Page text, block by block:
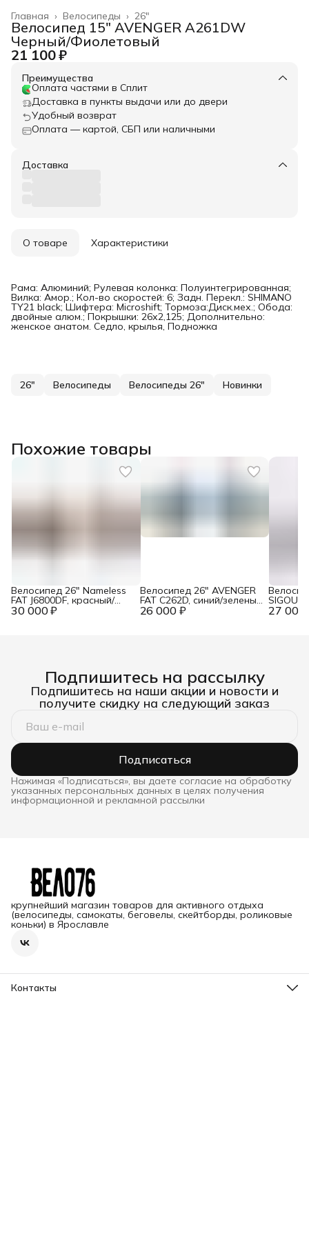
26"
Велосипеды ›
Главная ›
Велосипед 15" AVENGER A261DW
Черный/Фиолетовый
21 100 ₽
Преимущества
Оплата частями в Сплит
Доставка в пункты выдачи или до двери
Удобный возврат
Оплата — картой, СБП или наличными
Доставка
О товаре Характеристики
Рама: Алюминий; Рулевая колонка: Полуинтегрированная;
Вилка: Амор.; Кол-во скоростей: 6; Задн. Перекл.: SHIMANO
TY21 black; Шифтера: Microshift; Тормоза:Диск.мех.; Обода:
двойные алюм.; Покрышки: 26х2,125; Дополнительно:
женское анатом. Седло, крылья, Подножка
26" Велосипеды Велосипеды 26" Новинки
Похожие товары
30 000 ₽
Велосипед 26" Nameless
FAT J6800DF, красный/
желтый, 18" 26 000 ₽
Велосипед 26" AVENGER
FAT C262D, синий/зеленый
неон, 17,5" 27 000
скор.,
Подпишитесь на рассылку
Подпишитесь на наши акции и новости и
получите скидку на следующий заказ
Подписаться
Нажимая «Подписаться», вы даете согласие на обработку
указанных персональных данных в целях получения
информационной и рекламной рассылки
крупнейший магазин товаров для активного отдыха
(велосипеды, самокаты, беговелы, скейтборды, роликовые
коньки) в Ярославле
Контакты